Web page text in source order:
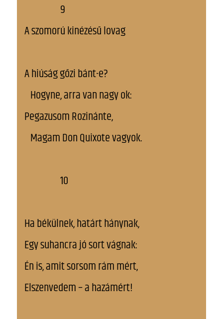
9
A szomorú kinézésű lovag
A hiúság gőzi bánt-e?
Hogyne, arra van nagy ok:
Pegazusom Rozinánte,
Magam Don Quixote vagyok.
10
Ha békülnek, határt hánynak,
Egy suhancra jó sort vágnak:
Én is, amit sorsom rám mért,
Elszenvedem – a hazámért!